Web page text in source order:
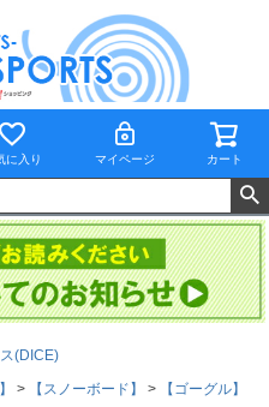
に入り マイページ カート
(DICE)
【スノーボード】 【ゴーグル】